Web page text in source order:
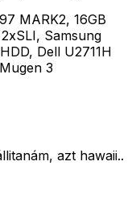
MARK2, 16GB
Samsung
Dell U2711H
3
azt hawaii..